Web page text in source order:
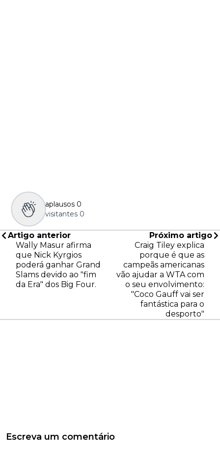
aplausos 0
visitantes 0
Artigo anterior
Wally Masur afirma
que Nick Kyrgios
poderá ganhar Grand
Slams devido ao "fim
da Era" dos Big Four.
Próximo artigo
Craig Tiley explica
porque é que as
campeãs americanas
vão ajudar a WTA com
o seu envolvimento:
"Coco Gauff vai ser
fantástica para o
desporto"
Escreva um comentário